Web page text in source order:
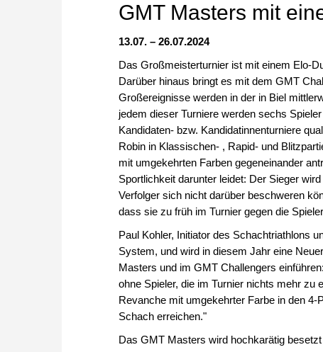
GMT Masters mit
13.07. – 26.07.2024
Das Großmeisterturnier ist mit einem Elo-
Darüber hinaus bringt es mit dem GMT
Großereignisse werden in der in Biel
jedem dieser Turniere werden sechs
Kandidaten- bzw. Kandidatinnenturniere
Robin in Klassischen- , Rapid- und
mit umgekehrten Farben gegeneinander
Sportlichkeit darunter leidet: Der Sieger
Verfolger sich nicht darüber beschweren
dass sie zu früh im Turnier gegen die
Paul Kohler, Initiator des Schachtriathlons
System, und wird in diesem Jahr eine
Masters und im GMT Challengers
ohne Spieler, die im Turnier nichts mehr zu
Revanche mit umgekehrter Farbe in den
Schach erreichen."
Das GMT Masters wird hochkarätig